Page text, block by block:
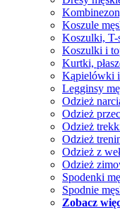
Koszule
Koszulki, T-
Koszulki i
Kurtki,
Kąpielówki i
Legginsy
Odzież
Odzież
Odzież
Odzież
Odzież z
Odzież
Spodenki
Spodnie
Zobacz